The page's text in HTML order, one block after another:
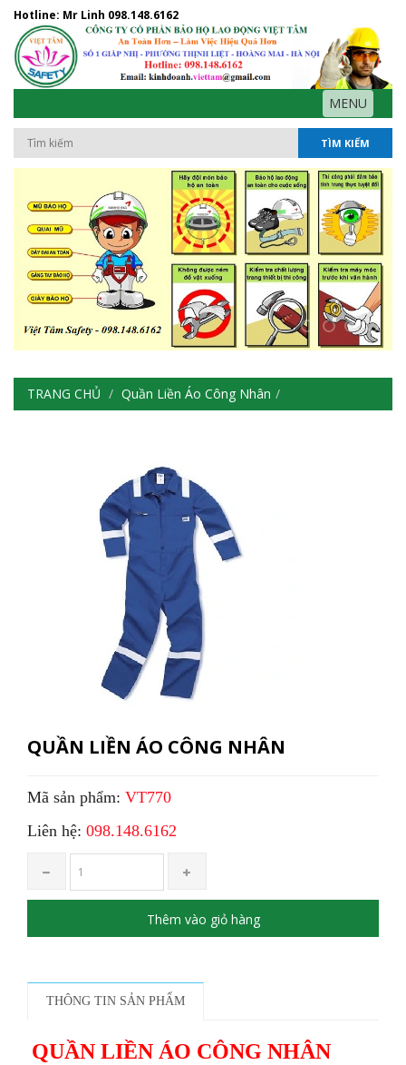
Hotline: Mr Linh 098.148.6162
MENU
TÌM KIẾM
TRANG CHỦ Quần Liền Áo Công Nhân
QUẦN LIỀN ÁO CÔNG NHÂN
Mã sản phẩm: VT770
Liên hệ: 098.148.6162
Thêm vào giỏ hàng
THÔNG TIN SẢN PHẨM
QUẦN LIỀN ÁO CÔNG NHÂN